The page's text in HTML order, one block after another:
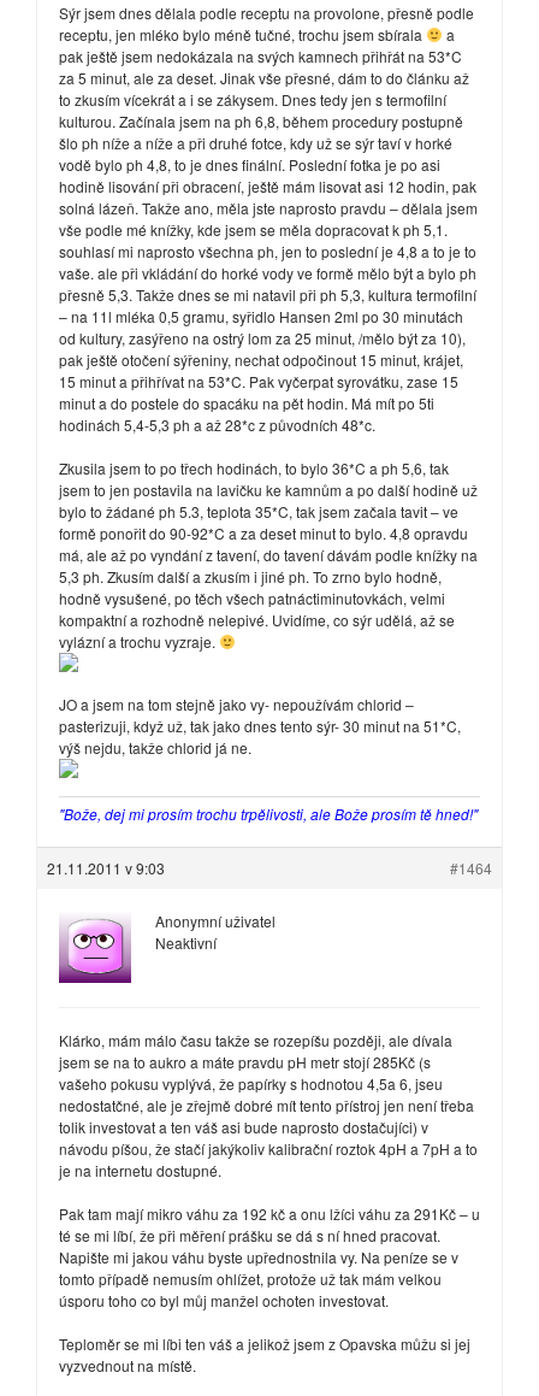
Sýr jsem dnes dělala podle receptu na provolone, přesně podle
receptu, jen mléko bylo méně tučné, trochu jsem sbírala
a
pak ještě jsem nedokázala na svých kamnech přihřát na 53*C
za 5 minut, ale za deset. Jinak vše přesné, dám to do článku až
to zkusím vícekrát a i se zákysem. Dnes tedy jen s termofilní
kulturou. Začínala jsem na ph 6,8, během procedury postupně
šlo ph níže a níže a při druhé fotce, kdy už se sýr taví v horké
vodě bylo ph 4,8, to je dnes finální. Poslední fotka je po asi
hodině lisování při obracení, ještě mám lisovat asi 12 hodin, pak
solná lázeň. Takže ano, měla jste naprosto pravdu – dělala jsem
vše podle mé knížky, kde jsem se měla dopracovat k ph 5,1.
souhlasí mi naprosto všechna ph, jen to poslední je 4,8 a to je to
vaše. ale při vkládání do horké vody ve formě mělo být a bylo ph
přesně 5,3. Takže dnes se mi natavil při ph 5,3, kultura termofilní
– na 11l mléka 0,5 gramu, syřidlo Hansen 2ml po 30 minutách
od kultury, zasýřeno na ostrý lom za 25 minut, /mělo být za 10),
pak ještě otočení sýřeniny, nechat odpočinout 15 minut, krájet,
15 minut a přihřívat na 53*C. Pak vyčerpat syrovátku, zase 15
minut a do postele do spacáku na pět hodin. Má mít po 5ti
hodinách 5,4-5,3 ph a až 28*c z původních 48*c.
Zkusila jsem to po třech hodinách, to bylo 36*C a ph 5,6, tak
jsem to jen postavila na lavičku ke kamnům a po další hodině už
bylo to žádané ph 5.3, teplota 35*C, tak jsem začala tavit – ve
formě ponořit do 90-92*C a za deset minut to bylo. 4,8 opravdu
má, ale až po vyndání z tavení, do tavení dávám podle knížky na
5,3 ph. Zkusím další a zkusím i jiné ph. To zrno bylo hodně,
hodně vysušené, po těch všech patnáctiminutovkách, velmi
kompaktní a rozhodně nelepivé. Uvidíme, co sýr udělá, až se
vylázní a trochu vyzraje.
JO a jsem na tom stejně jako vy- nepoužívám chlorid –
pasterizuji, když už, tak jako dnes tento sýr- 30 minut na 51*C,
výš nejdu, takže chlorid já ne.
"Bože, dej mi prosím trochu trpělivosti, ale Bože prosím tě hned!"
21.11.2011 v 9:03 #1464
Anonymní uživatel
Neaktivní
Klárko, mám málo času takže se rozepíšu později, ale dívala
jsem se na to aukro a máte pravdu pH metr stojí 285Kč (s
vašeho pokusu vyplývá, že papírky s hodnotou 4,5a 6, jseu
nedostatčné, ale je zřejmě dobré mít tento přístroj jen není třeba
tolik investovat a ten váš asi bude naprosto dostačujíci) v
návodu píšou, že stačí jakýkoliv kalibrační roztok 4pH a 7pH a to
je na internetu dostupné.
Pak tam mají mikro váhu za 192 kč a onu lžíci váhu za 291Kč – u
té se mi líbí, že při měření prášku se dá s ní hned pracovat.
Napište mi jakou váhu byste upřednostnila vy. Na peníze se v
tomto případě nemusím ohlížet, protože už tak mám velkou
úsporu toho co byl můj manžel ochoten investovat.
Teploměr se mi líbi ten váš a jelikož jsem z Opavska můžu si jej
vyzvednout na místě.